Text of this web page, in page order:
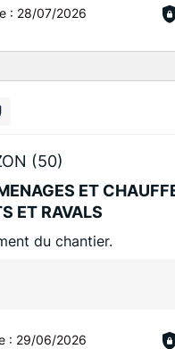
: 28/07/2026
(50)
ET
ET RAVALS
du chantier.
: 29/06/2026